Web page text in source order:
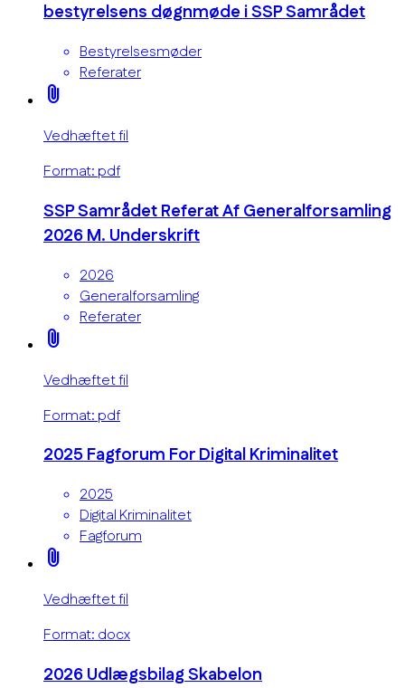
bestyrelsens døgnmøde i SSP Samrådet
Bestyrelsesmøder
Referater
attach_file
Vedhæftet fil
Format: pdf
SSP Samrådet Referat Af Generalforsamling
2026 M. Underskrift
2026
Generalforsamling
Referater
attach_file
Vedhæftet fil
Format: pdf
2025 Fagforum For Digital Kriminalitet
2025
Digital Kriminalitet
Fagforum
attach_file
Vedhæftet fil
Format: docx
2026 Udlægsbilag Skabelon